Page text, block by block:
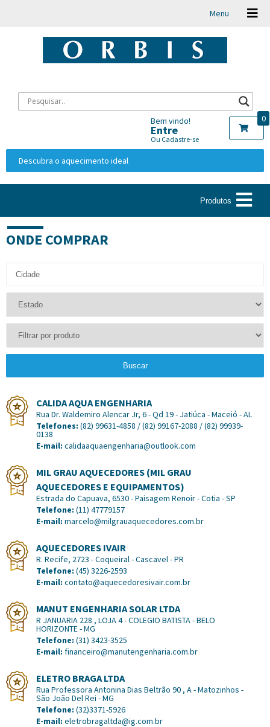
Menu
Bem vindo!
Entre
Ou Cadastre-se
0
Descubra o aquecimento ideal
Produtos
ONDE COMPRAR
Buscar
CALIDA AQUA ENGENHARIA
Rua Dr. Waldemiro Alencar Jr, 6 - Qd 19 - Jatiúca - Maceió - AL
Telefones: (82) 99631-4858 / (82) 99167-2088 / (82) 99939-
0138
E-mail: calidaaquaengenharia@outlook.com
MIL GRAU AQUECEDORES (MIL GRAU
AQUECEDORES E EQUIPAMENTOS)
Estrada do Capuava, 6530 - Paisagem Renoir - Cotia - SP
Telefone: (11) 47779157
E-mail: marcelo@milgrauaquecedores.com.br
AQUECEDORES IVAIR
R. Recife, 2723 - Coqueiral - Cascavel - PR
Telefone: (45) 3226-2593
E-mail: contato@aquecedoresivair.com.br
MANUT ENGENHARIA SOLAR LTDA
R JANUARIA 228 , LOJA 4 - COLEGIO BATISTA - BELO
HORIZONTE - MG
Telefone: (31) 3423-3525
E-mail: financeiro@manutengenharia.com.br
ELETRO BRAGA LTDA
Rua Professora Antonina Dias Beltrão 90 , A - Matozinhos -
São João Del Rei - MG
Telefone: (32)3371-5926
E-mail: eletrobragaltda@ig.com.br